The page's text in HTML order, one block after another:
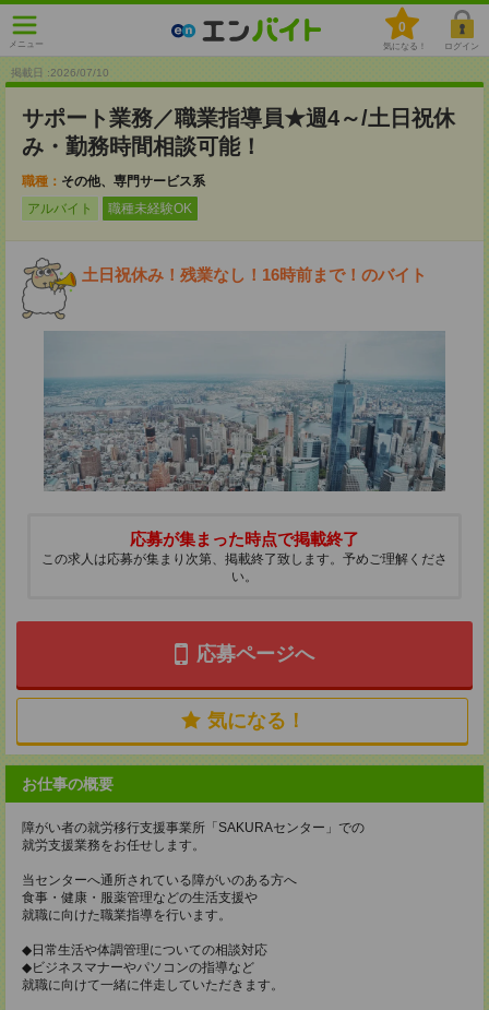
メニュー
0
気になる！ ログイン
掲載日 :2026/07/10
サポート業務／職業指導員★週4～/土日祝休
み・勤務時間相談可能！
職種： その他、専門サービス系
アルバイト
職種未経験OK
土日祝休み！残業なし！16時前まで！のバイト
応募が集まった時点で掲載終了
この求人は応募が集まり次第、掲載終了致します。予めご理解くださ
い。
応募ページへ
気になる！
お仕事の概要
障がい者の就労移行支援事業所「SAKURAセンター」での
就労支援業務をお任せします。
当センターへ通所されている障がいのある方へ
食事・健康・服薬管理などの生活支援や
就職に向けた職業指導を行います。
◆日常生活や体調管理についての相談対応
◆ビジネスマナーやパソコンの指導など
就職に向けて一緒に伴走していただきます。